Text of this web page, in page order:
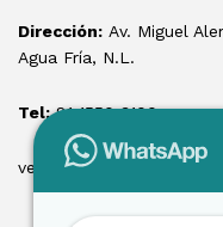
Dirección: Av. Miguel
Agua Fría, N.L.
Tel:81 1550 3100